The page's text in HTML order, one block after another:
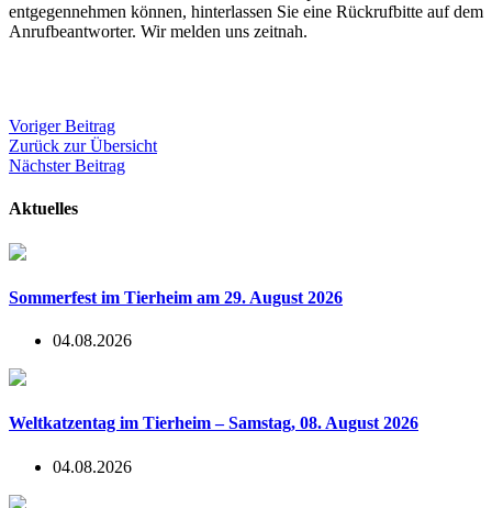
entgegennehmen können, hinterlassen Sie eine Rückrufbitte auf dem
Anrufbeantworter. Wir melden uns zeitnah.
Voriger Beitrag
Zurück zur Übersicht
Nächster Beitrag
Aktuelles
Sommerfest im Tierheim am 29. August 2026
04.08.2026
Weltkatzentag im Tierheim – Samstag, 08. August 2026
04.08.2026